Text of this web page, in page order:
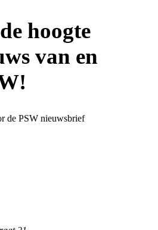
hoogte
van en
de PSW nieuwsbrief